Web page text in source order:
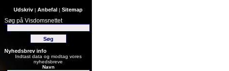
Udskriv | Anbefal | Sitemap
Søg på Visdomsnettet
Nyhedsbrev info
Indtast data og modtag vores
nyhedsbreve
Navn